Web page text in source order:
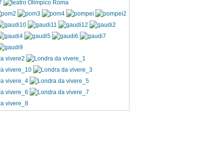
Marco D'Amore, Roberto Vecchioni e
novità dedicate a cinema, cultura e
TUTTO...